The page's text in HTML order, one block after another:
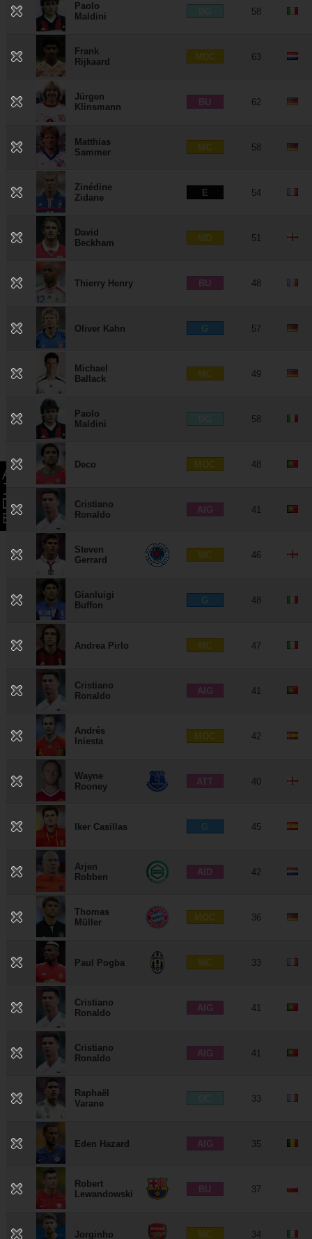
Paolo
Maldini
58
Frank
Rijkaard
MDC 63
Jürgen
Klinsmann
BU 62
Matthias
Sammer
MC 58
Zinédine
Zidane
E 54
David
Beckham
MD 51
Thierry Henry BU 48
Oliver Kahn 57
Michael
Ballack
MC 49
Paolo
Maldini
58
Deco MOC 48
Cristiano
Ronaldo
AIG 41
Steven
Gerrard
MC 46
Gianluigi
Buffon
48
Andrea Pirlo MC 47
Cristiano
Ronaldo
AIG 41
Andrés
Iniesta
MOC 42
Wayne
Rooney
ATT 40
Iker Casillas 45
Arjen
Robben
AID 42
Thomas
Müller
MOC 36
Paul Pogba MC 33
Cristiano
Ronaldo
AIG 41
Cristiano
Ronaldo
AIG 41
Raphaël
Varane
33
Eden Hazard AIG 35
Robert
Lewandowski
BU 37
Jorginho MC 34